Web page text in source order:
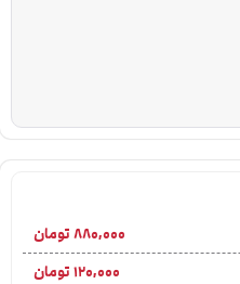
۸۸۰,۰۰۰ تومان
۱۲۰,۰۰۰ تومان